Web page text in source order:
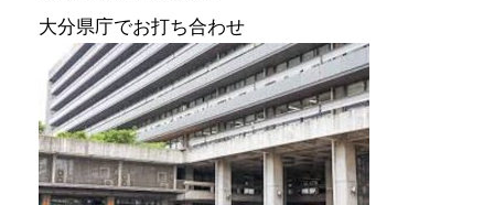
大分県庁でお打ち合わせ